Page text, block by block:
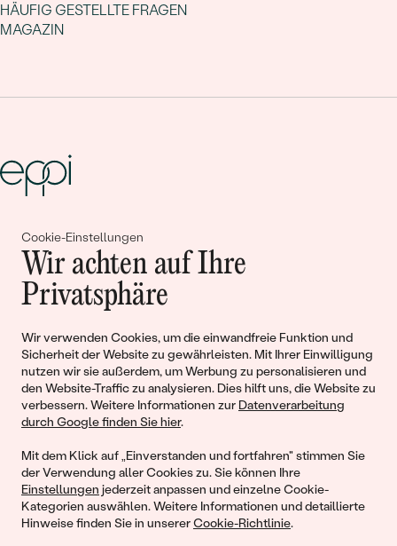
Cookie-Einstellungen
Wir achten auf Ihre
Privatsphäre
Wir verwenden Cookies, um die einwandfreie Funktion und
Sicherheit der Website zu gewährleisten. Mit Ihrer Einwilligung
nutzen wir sie außerdem, um Werbung zu personalisieren und
den Website-Traffic zu analysieren. Dies hilft uns, die Website zu
verbessern. Weitere Informationen zur Datenverarbeitung
durch Google finden Sie hier.
Mit dem Klick auf „Einverstanden und fortfahren" stimmen Sie
der Verwendung aller Cookies zu. Sie können Ihre
Einstellungen jederzeit anpassen und einzelne Cookie-
Kategorien auswählen. Weitere Informationen und detaillierte
Hinweise finden Sie in unsererCookie-Richtlinie.
HÄUFIG GESTELLTE FRAGEN
MAGAZIN
Gemeinsam erschaffen wir
Geschichten von Schönheit und
Liebe
Begleiten Sie uns!
© 2011 - 2026, Eppi.de